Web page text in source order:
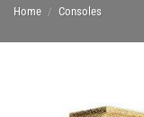
Home / Consoles